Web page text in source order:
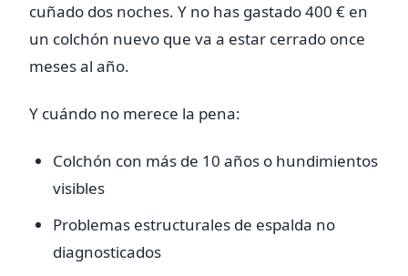
cuñado dos noches. Y no has gastado 400 € en
un colchón nuevo que va a estar cerrado once
meses al año.
Y cuándo no merece la pena:
Colchón con más de 10 años o hundimientos
visibles
Problemas estructurales de espalda no
diagnosticados